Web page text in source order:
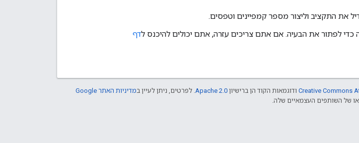
את התקציב וליצור מספר קמפיינים וטפסים.
כדי לפתור את הבעיה. אם אתם צריכים עזרה, אתם יכולים להיכנס לדף
Creative Commons ודוגמאות הקוד הן ברישיון Apache 2.0 . לפרטים, ניתן לעיין ב
מדיניות האתר Google